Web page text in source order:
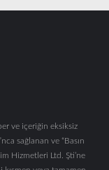
ve içeriğin eksiksiz
sağlanan ve “Basın
Hizmetleri Ltd. Şti’ne